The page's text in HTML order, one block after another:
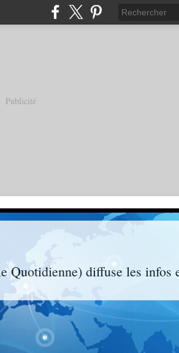
Publicité
Quotidienne) diffuse les infos